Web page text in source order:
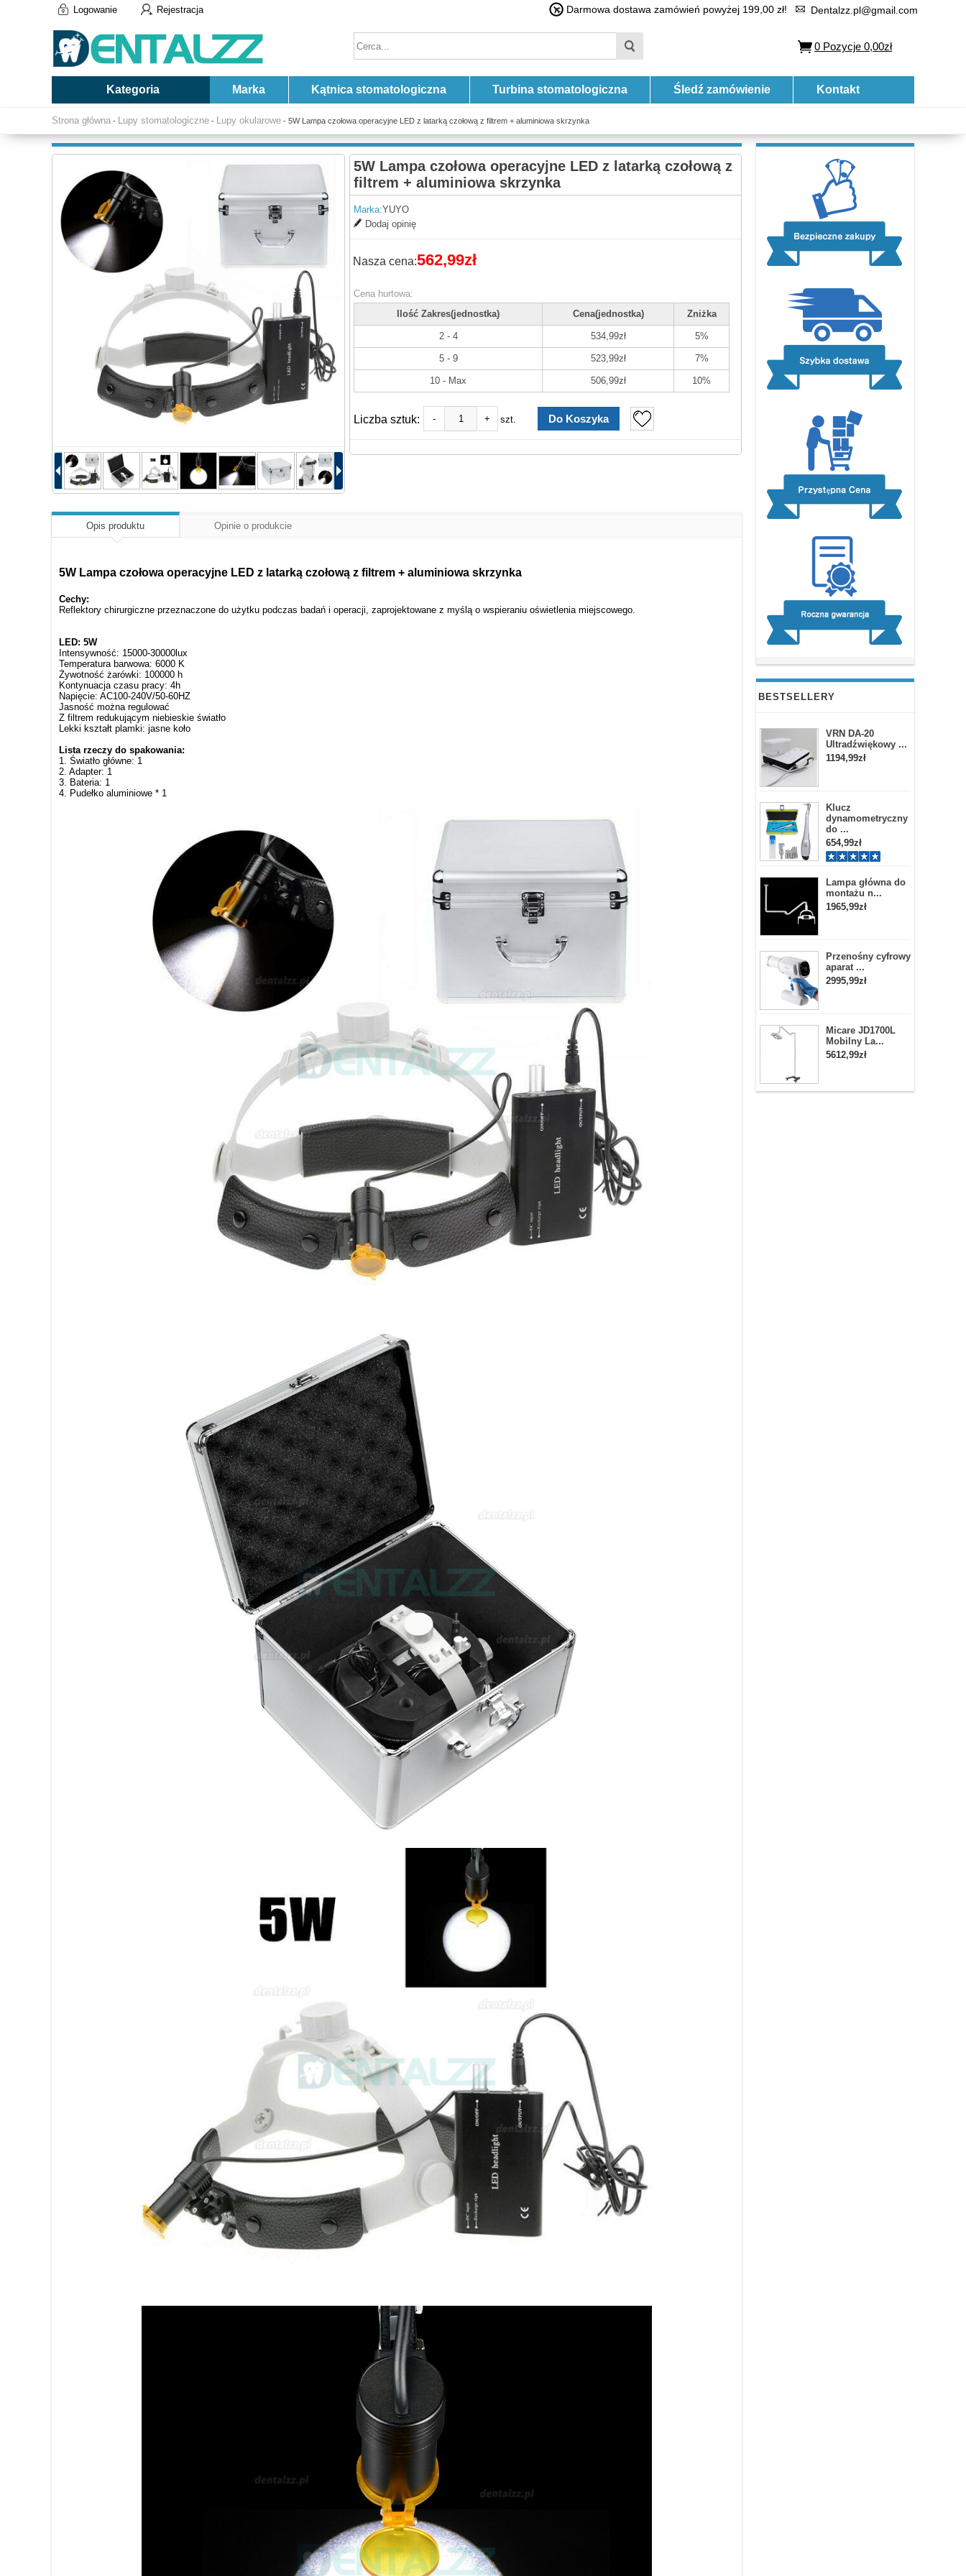
Logowanie Rejestracja Darmowa dostawa zamówień powyżej 199,00 zł! Dentalzz.pl@gmail.com
0 Pozycje 0,00zł
Kategoria Marka Kątnica stomatologiczna Turbina stomatologiczna Śledź zamówienie Kontakt
Strona główna - Lupy stomatologiczne - Lupy okularowe - 5W Lampa czołowa operacyjne LED z latarką czołową z filtrem + aluminiowa skrzynka
BESTSELLERY
VRN DA-20
Ultradźwiękowy ...
1194,99zł
Klucz
dynamometryczny
do ...
654,99zł
Lampa główna do
montażu n...
1965,99zł
Przenośny cyfrowy
aparat ...
2995,99zł
Micare JD1700L
Mobilny La...
5612,99zł
5W Lampa czołowa operacyjne LED z latarką czołową z
filtrem + aluminiowa skrzynka
Marka:YUYO
Dodaj opinię
Nasza cena:562,99zł
Cena hurtowa:
Ilość Zakres(jednostka)
Cena(jednostka) Zniżka
2 - 4 534,99zł 5%
5 - 9 523,99zł 7%
10 - Max 506,99zł 10%
Liczba sztuk: - + szt.
Opis produktu Opinie o produkcie
5W Lampa czołowa operacyjne LED z latarką czołową z filtrem + aluminiowa skrzynka
Cechy:
Reflektory chirurgiczne przeznaczone do użytku podczas badań i operacji, zaprojektowane z myślą o wspieraniu oświetlenia miejscowego.
LED: 5W
Intensywność: 15000-30000lux
Temperatura barwowa: 6000 K
Żywotność żarówki: 100000 h
Kontynuacja czasu pracy: 4h
Napięcie: AC100-240V/50-60HZ
Jasność można regulować
Z filtrem redukującym niebieskie światło
Lekki kształt plamki: jasne koło
Lista rzeczy do spakowania:
1. Światło główne: 1
2. Adapter: 1
3. Bateria: 1
4. Pudełko aluminiowe * 1